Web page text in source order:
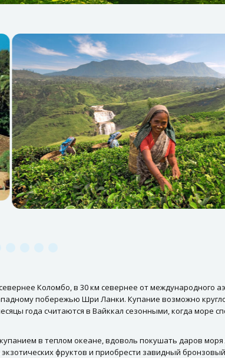
Коломбо, в 30 км севернее от международного
побережью Шри Ланки. Купание возможно
года считаются в Вайккал сезонными, когда море
в теплом океане, вдоволь покушать даров
фруктов и приобрести завидный